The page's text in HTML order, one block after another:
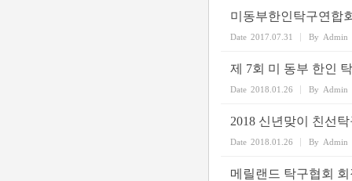
미동부한인탁구연합
Date 2017.07.31 By Admin
제 7회 미 동부 한인
Date 2018.01.26 By Admin
2018 신년맞이 친선
Date 2018.01.26 By Admin
메릴랜드 탁구협회